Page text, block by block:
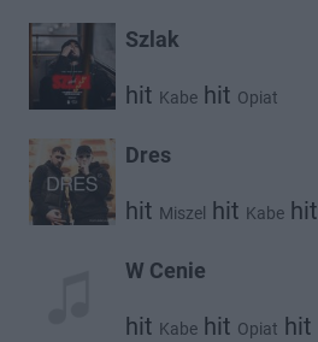
Szlak
hit Kabe hit Opiat
Dres
hit Miszel hit Kabe hit
W Cenie
hit Kabe hit Opiat hit